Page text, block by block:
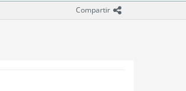
Compartir icono compartir